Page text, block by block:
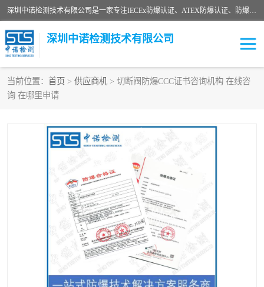
深圳中诺检测技术有限公司是一家专注IECEx防爆认证、ATEX防爆认证、防爆电气检测、防爆合格证、煤安认证等代理机构，可为客户提供从防爆设计、认证、现场检查、工程施工改造、培训等一站式服务。
深圳中诺检测技术有限公司
当前位置： 首页 > 供应商机 > 切断阀防爆CCC证书咨询机构 在线咨
询 在哪里申请
ATEX防爆认证
防爆3C认证 现场防爆检测
煤安矿安
IECEx防爆认证 防爆设计
防爆资质证书 各国防爆认证
SIL认证
防爆电气检测机构 防爆合格证代理机构